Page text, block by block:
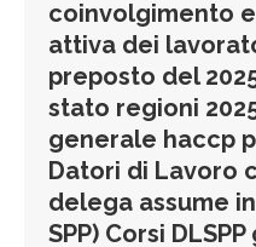
coinvolgimento
attiva dei
preposto del
stato regioni
generale haccp
Datori di Lavoro
delega assume
SPP) Corsi